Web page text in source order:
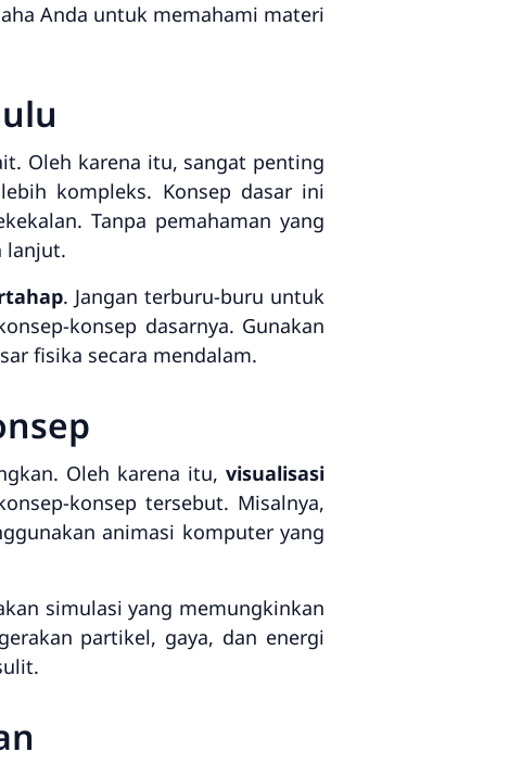
Anda untuk memahami materi
Oleh karena itu, sangat penting
kompleks. Konsep dasar ini
Tanpa pemahaman yang
lanjut.
. Jangan terburu-buru untuk
konsep dasarnya. Gunakan
fisika secara mendalam.
Oleh karena itu, visualisasi
konsep tersebut. Misalnya,
animasi komputer yang
simulasi yang memungkinkan
partikel, gaya, dan energi